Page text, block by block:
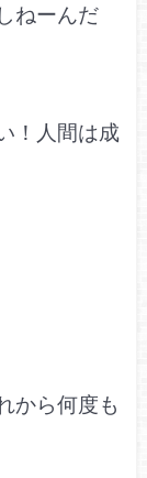
ねーんだ
！人間は成
から何度も